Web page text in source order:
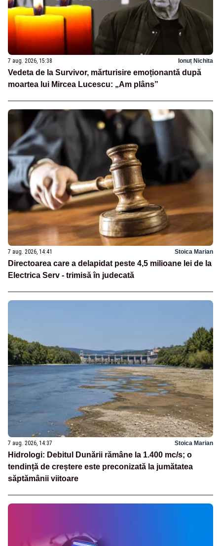
7 aug. 2026, 15:38 Ionuț Nichita
Vedeta de la Survivor, mărturisire emoționantă după
moartea lui Mircea Lucescu: „Am plâns”
7 aug. 2026, 14:41 Stoica Marian
Directoarea care a delapidat peste 4,5 milioane lei de la
Electrica Serv - trimisă în judecată
7 aug. 2026, 14:37 Stoica Marian
Hidrologi: Debitul Dunării rămâne la 1.400 mc/s; o
tendință de creștere este preconizată la jumătatea
săptămânii viitoare